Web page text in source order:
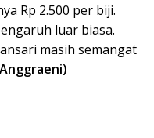
Rp 2.500 per biji.
luar biasa.
masih semangat